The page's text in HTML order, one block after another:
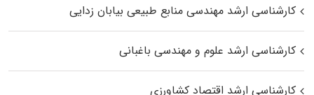
کارشناسی ارشد مهندسی منابع طبیعی بیابان زدایی
کارشناسی ارشد علوم و مهندسی باغبانی
کارشناسی ارشد اقتصاد کشاورزی